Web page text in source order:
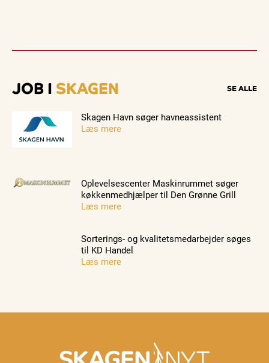
JOB I SKAGEN SE ALLE
Skagen Havn søger havneassistent
Læs mere
Oplevelsescenter Maskinrummet søger
køkkenmedhjælper til Den Grønne Grill
Læs mere
Sorterings- og kvalitetsmedarbejder søges
til KD Handel
Læs mere